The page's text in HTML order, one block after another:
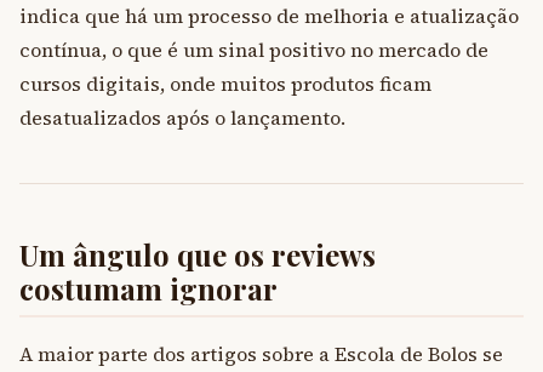
indica que há um processo de melhoria e atualização
contínua, o que é um sinal positivo no mercado de
cursos digitais, onde muitos produtos ficam
desatualizados após o lançamento.
Um ângulo que os reviews
costumam ignorar
A maior parte dos artigos sobre a Escola de Bolos se